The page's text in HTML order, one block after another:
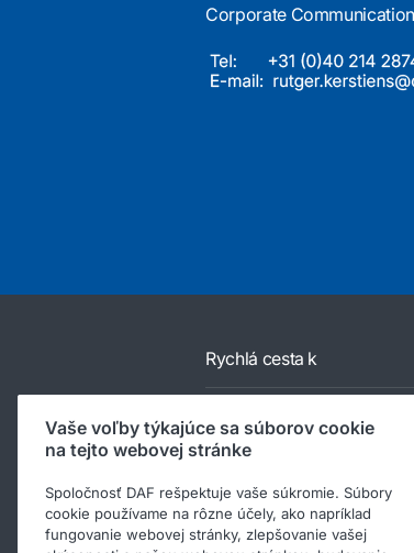
Corporate
Rychlá cesta k
Vyhľadať najbližšieho dílera
Modelový rad
Služby
Novinky a médiá
Vaše voľby týkajúce sa súborov cookie
na tejto webovej stránke
Spoločnosť DAF rešpektuje vaše súkromie. Súbory
cookie používame na rôzne účely, ako napríklad
fungovanie webovej stránky, zlepšovanie vašej